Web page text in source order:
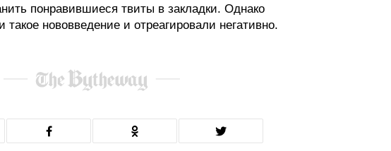
понравившиеся твиты в закладки. Однако
такое нововведение и отреагировали негативно.